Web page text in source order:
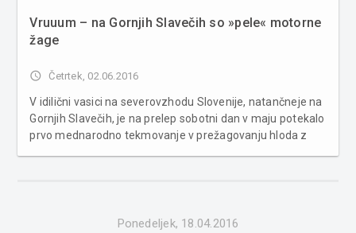
Vruuum – na Gornjih Slavečih so »pele« motorne
žage
access_time Četrtek, 02.06.2016
V idilični vasici na severovzhodu Slovenije, natančneje na
Gornjih Slavečih, je na prelep sobotni dan v maju potekalo
prvo mednarodno tekmovanje v prežagovanju hloda z
Ponedeljek, 18.04.2016